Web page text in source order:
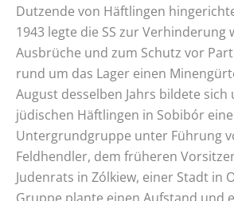
Dutzende von Häftlingen
1943 legte die SS zur Verhinderung
Ausbrüche und zum Schutz vor
rund um das Lager einen
August desselben Jahrs bildete sich
jüdischen Häftlingen in Sobibór eine
Untergrundgruppe unter Führung
Feldhendler, dem früheren
Judenrats in Zólkiew, einer Stadt in